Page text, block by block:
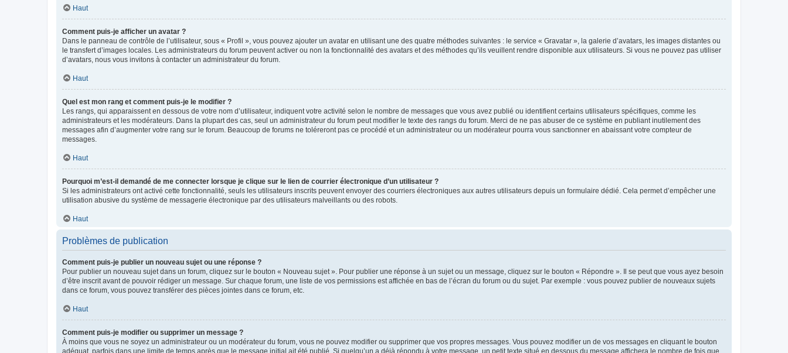
Haut
Comment puis-je afficher un avatar ?
Dans le panneau de contrôle de l’utilisateur, sous « Profil », vous pouvez ajouter un avatar en utilisant une des quatre méthodes suivantes : le service « Gravatar », la galerie d’avatars, les images distantes ou
le transfert d’images locales. Les administrateurs du forum peuvent activer ou non la fonctionnalité des avatars et des méthodes qu’ils veuillent rendre disponible aux utilisateurs. Si vous ne pouvez pas utiliser
d’avatars, nous vous invitons à contacter un administrateur du forum.
Haut
Quel est mon rang et comment puis-je le modifier ?
Les rangs, qui apparaissent en dessous de votre nom d’utilisateur, indiquent votre activité selon le nombre de messages que vous avez publié ou identifient certains utilisateurs spécifiques, comme les
administrateurs et les modérateurs. Dans la plupart des cas, seul un administrateur du forum peut modifier le texte des rangs du forum. Merci de ne pas abuser de ce système en publiant inutilement des
messages afin d’augmenter votre rang sur le forum. Beaucoup de forums ne toléreront pas ce procédé et un administrateur ou un modérateur pourra vous sanctionner en abaissant votre compteur de
messages.
Haut
Pourquoi m’est-il demandé de me connecter lorsque je clique sur le lien de courrier électronique d’un utilisateur ?
Si les administrateurs ont activé cette fonctionnalité, seuls les utilisateurs inscrits peuvent envoyer des courriers électroniques aux autres utilisateurs depuis un formulaire dédié. Cela permet d’empêcher une
utilisation abusive du système de messagerie électronique par des utilisateurs malveillants ou des robots.
Haut
Problèmes de publication
Comment puis-je publier un nouveau sujet ou une réponse ?
Pour publier un nouveau sujet dans un forum, cliquez sur le bouton « Nouveau sujet ». Pour publier une réponse à un sujet ou un message, cliquez sur le bouton « Répondre ». Il se peut que vous ayez besoin
d’être inscrit avant de pouvoir rédiger un message. Sur chaque forum, une liste de vos permissions est affichée en bas de l’écran du forum ou du sujet. Par exemple : vous pouvez publier de nouveaux sujets
dans ce forum, vous pouvez transférer des pièces jointes dans ce forum, etc.
Haut
Comment puis-je modifier ou supprimer un message ?
À moins que vous ne soyez un administrateur ou un modérateur du forum, vous ne pouvez modifier ou supprimer que vos propres messages. Vous pouvez modifier un de vos messages en cliquant le bouton
adéquat, parfois dans une limite de temps après que le message initial ait été publié. Si quelqu’un a déjà répondu à votre message, un petit texte situé en dessous du message affichera le nombre de fois que